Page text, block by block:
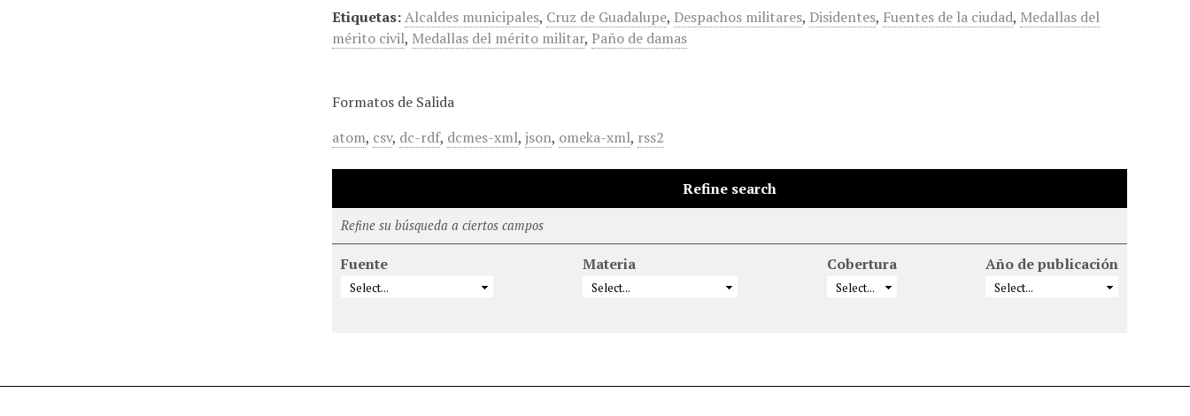
Etiquetas:Alcaldes municipales, Cruz de Guadalupe, Despachos militares, Disidentes, Fuentes de la ciudad, Medallas del
mérito civil, Medallas del mérito militar, Paño de damas
Formatos de Salida
atom, csv, dc-rdf, dcmes-xml,json, omeka-xml, rss2
Refine search
Refine su búsqueda a ciertos campos
Fuente Materia Cobertura Año de publicación